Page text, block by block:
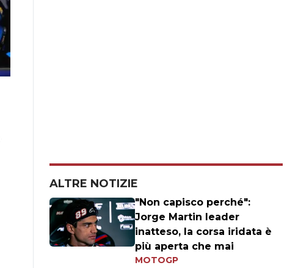
ALTRE NOTIZIE
"Non capisco perché":
Jorge Martin leader
inatteso, la corsa iridata è
più aperta che mai
MOTOGP